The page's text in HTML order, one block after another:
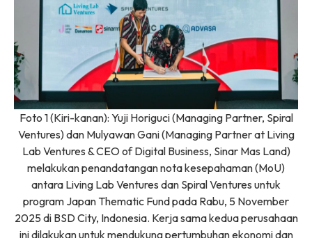
Foto 1 (Kiri-kanan): Yuji Horiguci (Managing Partner, Spiral
Ventures) dan Mulyawan Gani (Managing Partner at Living
Lab Ventures & CEO of Digital Business, Sinar Mas Land)
melakukan penandatangan nota kesepahaman (MoU)
antara Living Lab Ventures dan Spiral Ventures untuk
program Japan Thematic Fund pada Rabu, 5 November
2025 di BSD City, Indonesia. Kerja sama kedua perusahaan
ini dilakukan untuk mendukung pertumbuhan ekonomi dan